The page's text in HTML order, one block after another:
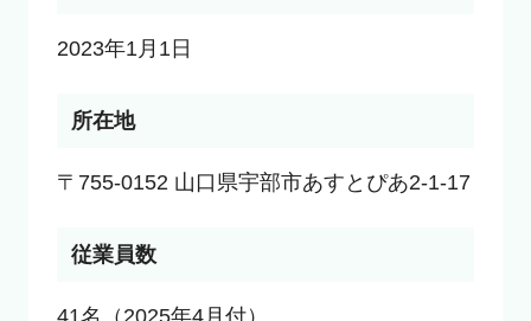
2023年1月1日
所在地
〒755-0152 山口県宇部市あすとぴあ2-1-17
従業員数